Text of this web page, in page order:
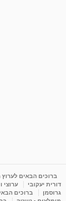
ברוכים הבאים לערוץ
דורית יעקובי
ערוצי
גרוסמן
ברוכים